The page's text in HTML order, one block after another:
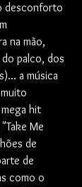
desconforto
na mão,
palco, dos
a música
hit
Me
de
de
como o